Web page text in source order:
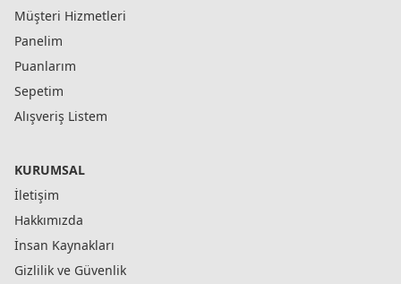
Müşteri Hizmetleri
Panelim
Puanlarım
Sepetim
Alışveriş Listem
KURUMSAL
İletişim
Hakkımızda
İnsan Kaynakları
Gizlilik ve Güvenlik